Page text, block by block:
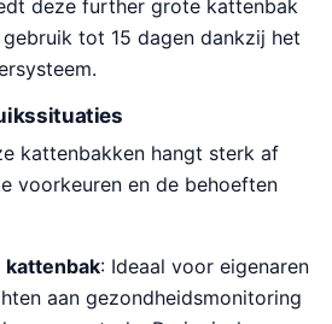
deze further grote kattenbak
tot 15 dagen dankzij het
kattenbakken hangt sterk af
voorkeuren en de behoeften
: Ideaal voor eigenaren
aan gezondheidsmonitoring